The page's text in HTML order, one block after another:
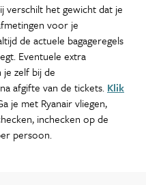
verschilt het gewicht dat je
voor je
de actuele bagageregels
Eventuele extra
je zelf bij de
afgifte van de tickets. Klik
je met Ryanair vliegen,
inchecken op de
persoon.